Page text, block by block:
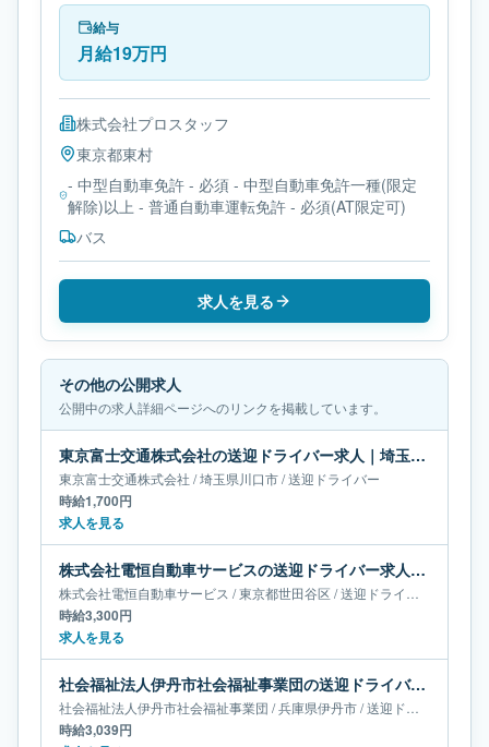
です。給与
月給19万円
株式会社プロスタッフ
東京都東村
- 中型自動車免許 - 必須 - 中型自動車免許一種(限定
解除)以上 - 普通自動車運転免許 - 必須(AT限定可)
バス
求人を見る
その他の公開求人
公開中の求人詳細ページへのリンクを掲載しています。
東京富士交通株式会社の送迎ドライバー求人｜埼玉県川口市
東京富士交通株式会社 /埼玉県川口市/送迎ドライバー
時給1,700円
求人を見る
株式会社電恒自動車サービスの送迎ドライバー求人｜東京都世田谷区
株式会社電恒自動車サービス /東京都世田谷区 /送迎ドライバー
時給3,300円
求人を見る
社会福祉法人伊丹市社会福祉事業団の送迎ドライバー求人｜兵庫県伊丹市
社会福祉法人伊丹市社会福祉事業団 /兵庫県伊丹市/送迎ドライバー
時給3,039円